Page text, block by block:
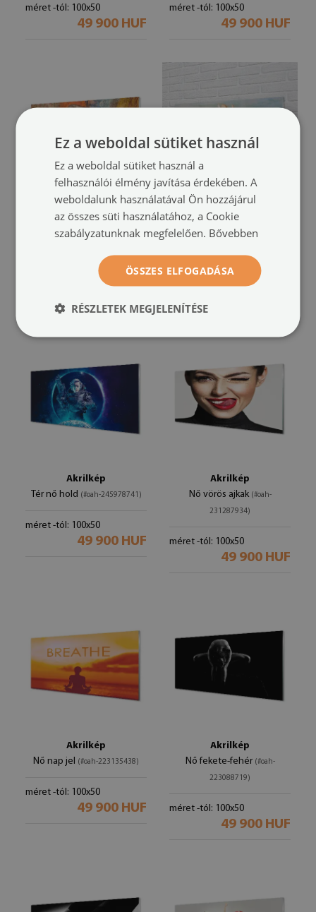
méret -tól: 100x50
49 900 HUF
méret -tól: 100x50
49 900 HUF
Akrilkép
Art vázlat nő
(#oah-2687293)
49 900 HUF
Akrilkép
Vénusz születése
méret -tól: 100x50
49 900 HUF
Akrilkép
Tér nő hold (#oah-245978741)
méret -tól: 100x50
49 900 HUF
Akrilkép
Nő vörös ajkak (#oah-
231287934)
méret -tól: 100x50
49 900 HUF
Akrilkép
Nő nap jel (#oah-223135438)
méret -tól: 100x50
49 900 HUF
Akrilkép
Nő fekete-fehér (#oah-
223088719)
méret -tól: 100x50
49 900 HUF
Ez a weboldal sütiket használ
Ez a weboldal sütiket használ a
felhasználói élmény javítása érdekében. A
weboldalunk használatával Ön hozzájárul
az összes süti használatához, a Cookie
szabályzatunknak megfelelően. Bővebben
ÖSSZES ELFOGADÁSA
RÉSZLETEK MEGJELENÍTÉSE